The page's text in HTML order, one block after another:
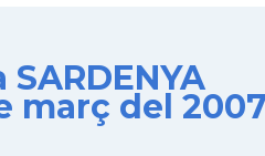
SARDENYA
març del